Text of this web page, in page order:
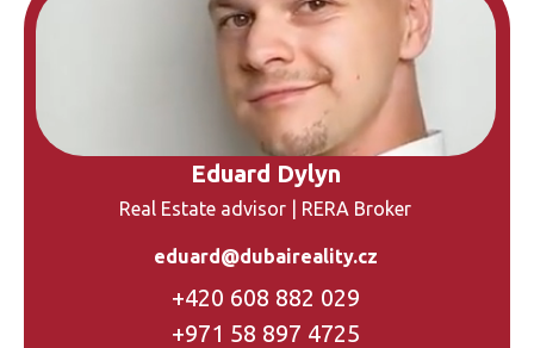
Eduard Dylyn
Real Estate advisor | RERA Broker
eduard@dubaireality.cz
+420 608 882 029
+971 58 897 4725